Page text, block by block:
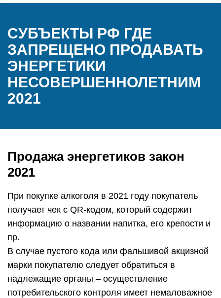
СУБЪЕКТЫ РФ ГДЕ
ЗАПРЕЩЕНО ПРОДАВАТЬ
ЭНЕРГЕТИКИ
НЕСОВЕРШЕННОЛЕТНИМ
2021
Продажа энергетиков закон
2021
При покупке алкоголя в 2021 году покупатель
получает чек с QR-кодом, который содержит
информацию о названии напитка, его крепости и
пр.
В случае пустого кода или фальшивой акцизной
марки покупателю следует обратиться в
надлежащие органы – осуществление
потребительского контроля имеет немаловажное